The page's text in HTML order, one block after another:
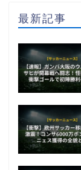
最新記事